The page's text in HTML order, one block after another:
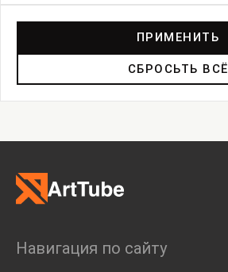
Мастерские
Дискуссия
Пост-релиз
Маркет
ПРИМЕНИТЬ
СБРОСЬТЬ ВСЁ
Навигация по сайту